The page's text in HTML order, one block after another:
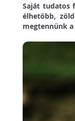
Saját tudatos
élhetőbb,
megtennünk